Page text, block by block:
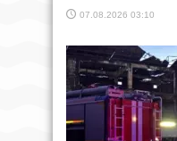
07.08.2026 03:10